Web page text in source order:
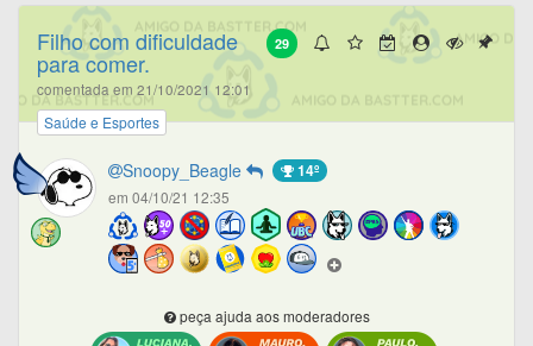
29
Filho com dificuldade
para comer.
comentada em 21/10/2021 12:01
Saúde e Esportes
Snoopy_Beagle 14º
em 04/10/21 12:35
peça ajuda aos moderadores